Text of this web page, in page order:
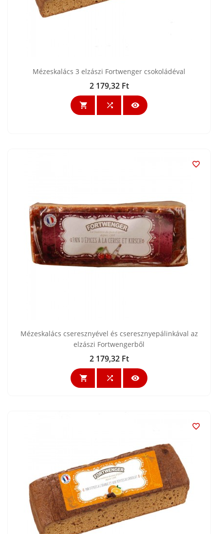
Mézeskalács 3 elzászi Fortwenger csokoládéval
Ár
2 179,32 Ft
  

Mézeskalács cseresznyével és cseresznyepálinkával az
elzászi Fortwengerből
Ár
2 179,32 Ft
  
